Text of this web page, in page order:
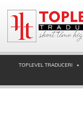
TOPLEVEL TRADUCERI